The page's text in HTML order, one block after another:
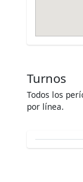
Turnos
Todos los
por línea.